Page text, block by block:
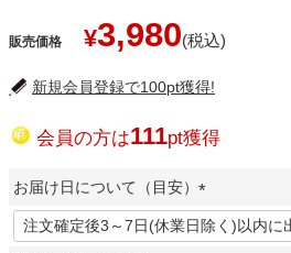
販売価格 ¥3,980
新規会員登録で100pt獲得!
会員の方は111pt獲得
お届け日について（目安）
(
必